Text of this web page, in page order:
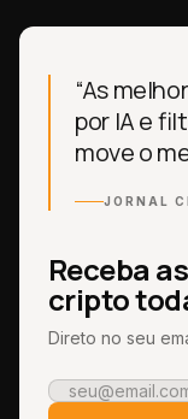
“As
por IA e
move o
JORNAL
Receba
cripto
Direto no seu